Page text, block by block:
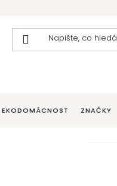
EKODOMÁCNOST ZNAČKY